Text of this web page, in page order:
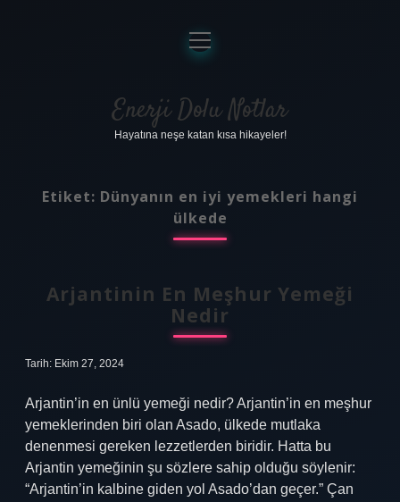
Anasayfa
Gizlilik Politikası
Yasal Uyarı
menüyü
aç
Enerji Dolu Notlar
Hayatına neşe katan kısa hikayeler!
Etiket: Dünyanın en iyi yemekleri hangi
ülkede
Arjantinin En Meşhur Yemeği
Nedir
Tarih: Ekim 27, 2024
Arjantin’in en ünlü yemeği nedir? Arjantin’in en meşhur
yemeklerinden biri olan Asado, ülkede mutlaka
denenmesi gereken lezzetlerden biridir. Hatta bu
Arjantin yemeğinin şu sözlere sahip olduğu söylenir:
“Arjantin’in kalbine giden yol Asado’dan geçer.” Çan